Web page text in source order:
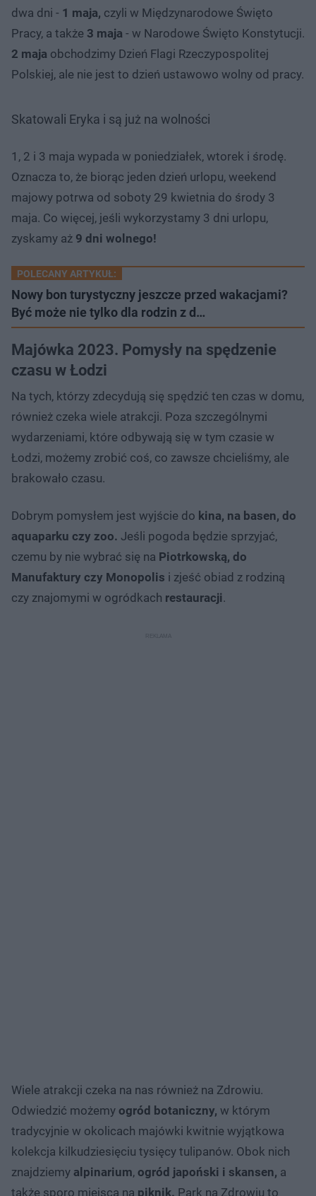
dwa dni - 1 maja, czyli w Międzynarodowe Święto
Pracy, a także 3 maja - w Narodowe Święto Konstytucji.
2 maja obchodzimy Dzień Flagi Rzeczypospolitej
Polskiej, ale nie jest to dzień ustawowo wolny od pracy.
Skatowali Eryka i są już na wolności
1, 2 i 3 maja wypada w poniedziałek, wtorek i środę.
Oznacza to, że biorąc jeden dzień urlopu, weekend
majowy potrwa od soboty 29 kwietnia do środy 3
maja. Co więcej, jeśli wykorzystamy 3 dni urlopu,
zyskamy aż 9 dni wolnego!
POLECANY ARTYKUŁ:
Nowy bon turystyczny jeszcze przed wakacjami?
Być może nie tylko dla rodzin z d…
Majówka 2023. Pomysły na spędzenie
czasu w Łodzi
Na tych, którzy zdecydują się spędzić ten czas w domu,
również czeka wiele atrakcji. Poza szczególnymi
wydarzeniami, które odbywają się w tym czasie w
Łodzi, możemy zrobić coś, co zawsze chcieliśmy, ale
brakowało czasu.
Dobrym pomysłem jest wyjście do kina, na basen, do
aquaparku czy zoo. Jeśli pogoda będzie sprzyjać,
czemu by nie wybrać się na Piotrkowską, do
Manufaktury czy Monopolis i zjeść obiad z rodziną
czy znajomymi w ogródkach restauracji.
Wiele atrakcji czeka na nas również na Zdrowiu.
Odwiedzić możemy ogród botaniczny, w którym
tradycyjnie w okolicach majówki kwitnie wyjątkowa
kolekcja kilkudziesięciu tysięcy tulipanów. Obok nich
znajdziemy alpinarium, ogród japoński i skansen, a
także sporo miejsca na piknik. Park na Zdrowiu to